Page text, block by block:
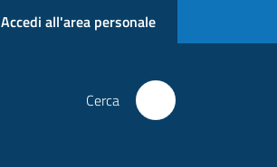
Accedi all'area personale
Cerca